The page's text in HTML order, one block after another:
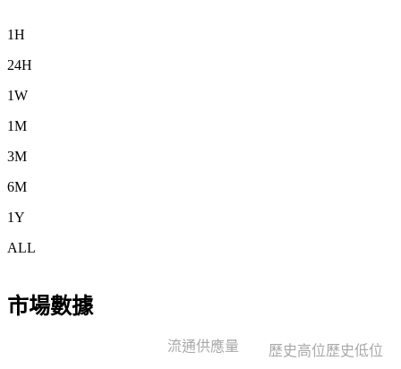
1H
24H
1W
1M
3M
6M
1Y
ALL
市場數據
流通供應量 歷史高位歷史低位